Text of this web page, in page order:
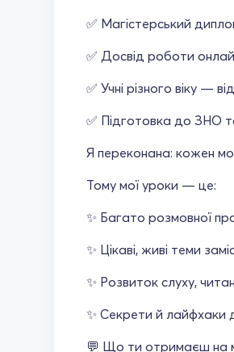
✅ Магістерський
✅ Досвід роботи
✅ Учні різного віку —
✅ Підготовка до ЗНО
Я переконана: кожен
Тому мої уроки — це:
✨ Багато розмовної
✨ Цікаві, живі теми
✨ Розвиток слуху,
✨ Секрети й лайфхаки
💬 Що ти отримаєш на